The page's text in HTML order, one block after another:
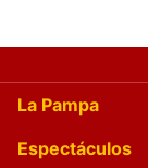
La Pampa
Espectáculos